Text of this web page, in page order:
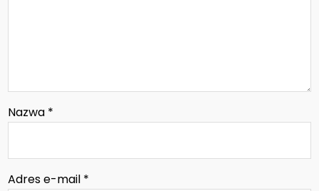
Nazwa *
Adres e-mail *